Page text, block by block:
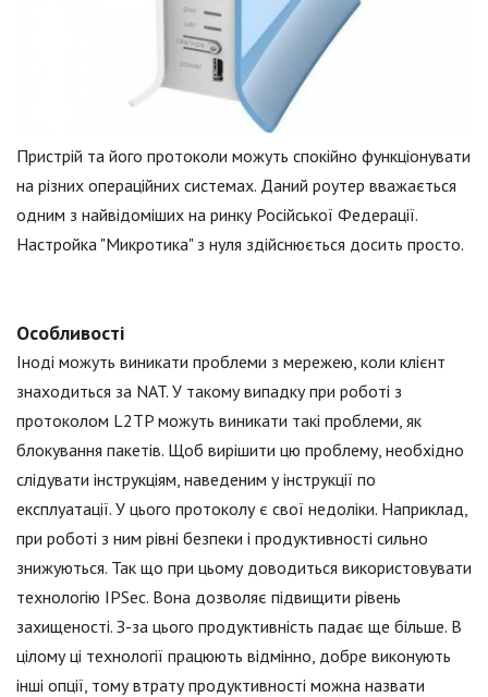
Пристрій та його протоколи можуть спокійно функціонувати
на різних операційних системах. Даний роутер вважається
одним з найвідоміших на ринку Російської Федерації.
Настройка "Микротика" з нуля здійснюється досить просто.
Особливості
Іноді можуть виникати проблеми з мережею, коли клієнт
знаходиться за NAT. У такому випадку при роботі з
протоколом L2TP можуть виникати такі проблеми, як
блокування пакетів. Щоб вирішити цю проблему, необхідно
слідувати інструкціям, наведеним у інструкції по
експлуатації. У цього протоколу є свої недоліки. Наприклад,
при роботі з ним рівні безпеки і продуктивності сильно
знижуються. Так що при цьому доводиться використовувати
технологію IPSec. Вона дозволяє підвищити рівень
захищеності. З-за цього продуктивність падає ще більше. В
цілому ці технології працюють відмінно, добре виконують
інші опції, тому втрату продуктивності можна назвати